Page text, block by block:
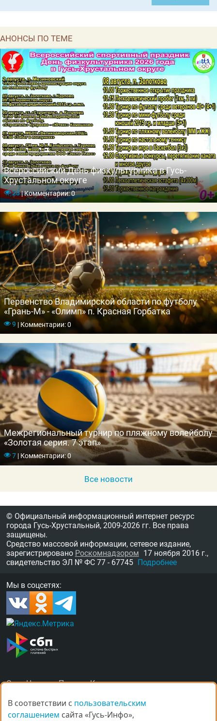
АНОНСЫ ПО ТЕМЕ
Всероссийский День физкультурника в Гусь-
Хрустальном округе
23|Комментарии: 0
Первенство Владимирской области по футболу
«Грань-М» - «Олимп» п. Красная Горбатка
9 |Комментарии: 0
Межрегиональный турнир по пляжному волейболу
«Золотая серия. 7 этап»
7 |Комментарии: 0
Все новости
© Официальный информационный интернет ресурс
города Гусь-Хрустальный, 2009-2026 гг. Все права
защищены.
Средство массовой информации, сетевое издание,
зарегистрировано Роскомнадзором 17 ноября 2016 г.,
свидетельство ЭЛ № ФС 77 - 67745 Подробнее
Мы в соцсетях:
О насНаградыПравилаКонтакты
В соответствии с пользовательским
соглашением сайта «Гусь-Инфо»,
В соответствии с пользовательским
соглашением сайта «Гусь-Инфо»,